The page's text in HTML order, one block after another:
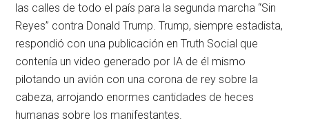
las calles de todo el país para la segunda marcha “Sin
Reyes” contra Donald Trump. Trump, siempre estadista,
respondió con una publicación en Truth Social que
contenía un video generado por IA de él mismo
pilotando un avión con una corona de rey sobre la
cabeza, arrojando enormes cantidades de heces
humanas sobre los manifestantes.